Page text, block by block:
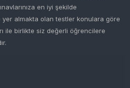
en iyi şekilde
yer almakta olan testler konulara göre
ile birlikte siz değerli öğrencilere